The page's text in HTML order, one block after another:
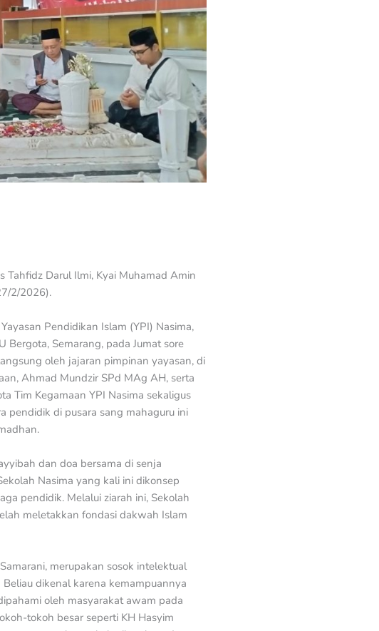
Tahfidz Darul Ilmi, Kyai Muhamad Amin
2/2026).
Pendidikan Islam (YPI) Nasima,
Bergota, Semarang, pada Jumat sore
oleh jajaran pimpinan yayasan, di
Ahmad Mundzir SPd MAg AH, serta
Tim Kegamaan YPI Nasima sekaligus
pendidik di pusara sang mahaguru ini
dan doa bersama di senja
Nasima yang kali ini dikonsep
pendidik. Melalui ziarah ini, Sekolah
meletakkan fondasi dakwah Islam
merupakan sosok intelektual
dikenal karena kemampuannya
oleh masyarakat awam pada
tokoh besar seperti KH Hasyim